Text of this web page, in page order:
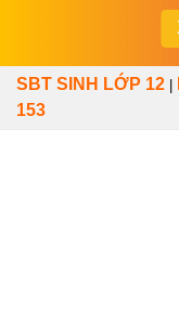
SBT SINH LỚP 12
153